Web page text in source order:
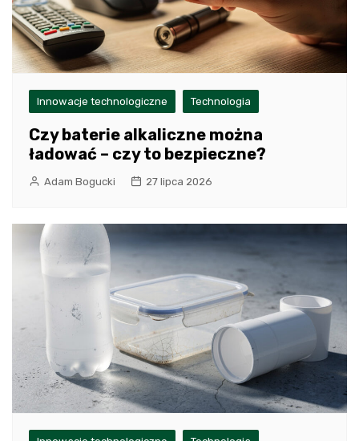
Innowacje technologiczne Technologia
Czy baterie alkaliczne można
ładować – czy to bezpieczne?
Adam Bogucki 27 lipca 2026